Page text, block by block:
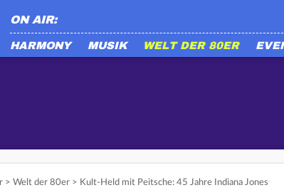
ON AIR:
HARMONY MUSIK WELT DER 80ER
> Welt der 80er > Kult-Held mit Peitsche: 45 Jahre Indiana Jones